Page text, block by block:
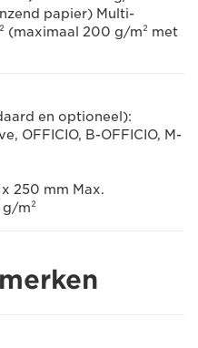
papier) Multi-
(maximaal 200 g/m² met
en optioneel):
OFFICIO, B-OFFICIO, M-
250 mm Max.
m²